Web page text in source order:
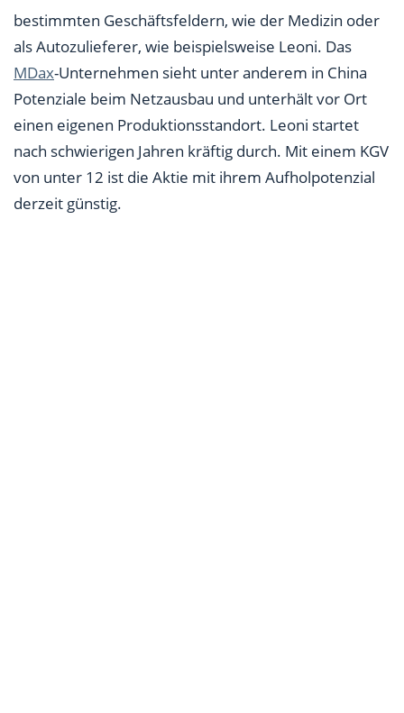
bestimmten Geschäftsfeldern, wie der Medizin oder
als Autozulieferer, wie beispielsweise Leoni. Das
MDax-Unternehmen sieht unter anderem in China
Potenziale beim Netzausbau und unterhält vor Ort
einen eigenen Produktionsstandort. Leoni startet
nach schwierigen Jahren kräftig durch. Mit einem KGV
von unter 12 ist die Aktie mit ihrem Aufholpotenzial
derzeit günstig.